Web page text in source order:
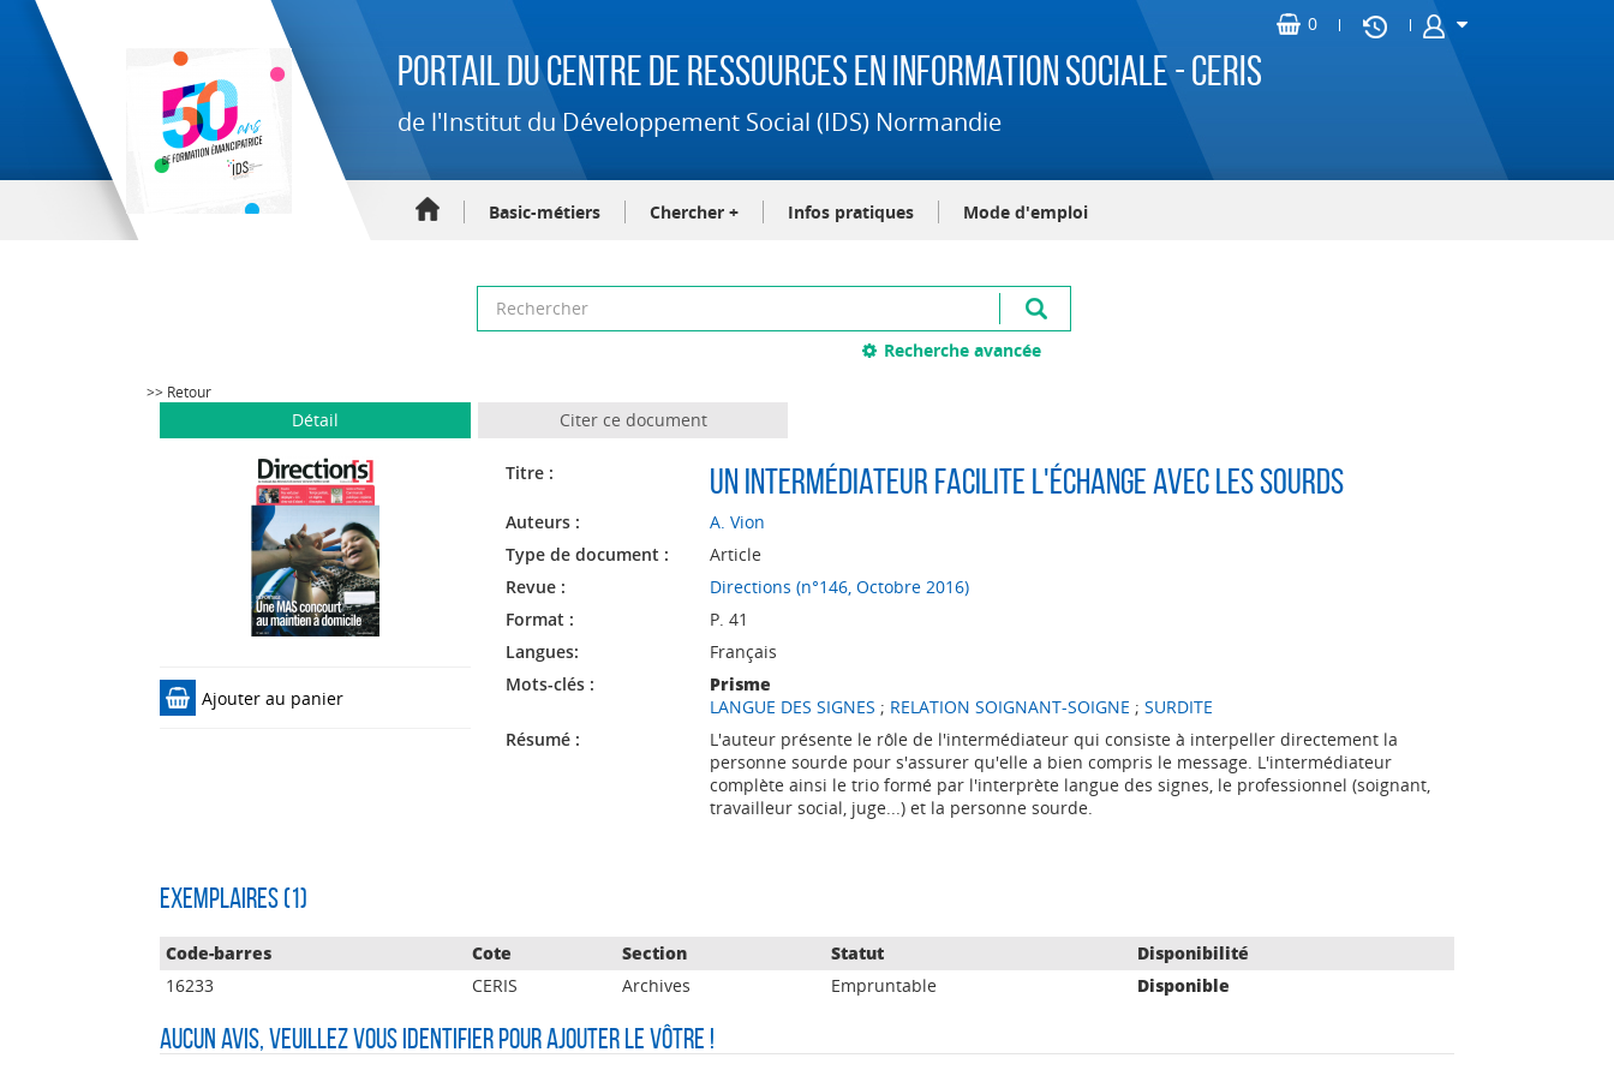
Portail du Centre de Ressources en Information Sociale - CERIS
de l'Institut du Développement Social (IDS) Normandie
Basic-métiers Chercher + Infos pratiques Mode d'emploi
Recherche avancée
>> Retour
Détail Citer ce document
Ajouter au panier
Titre : Un intermédiateur facilite l'échange avec les sourds
Auteurs :
A. Vion
Type de document :
Article
Revue :
Directions (n°146, Octobre 2016)
Format :
P. 41
Langues:
Français
Mots-clés :
Prisme
LANGUE DES SIGNES ; RELATION SOIGNANT-SOIGNE ; SURDITE
Résumé :
L'auteur présente le rôle de l'intermédiateur qui consiste à interpeller directement la
personne sourde pour s'assurer qu'elle a bien compris le message. L'intermédiateur
complète ainsi le trio formé par l'interprète langue des signes, le professionnel (soignant,
travailleur social, juge...) et la personne sourde.
Exemplaires (1)
Code-barres Cote Section Statut
Disponibilité
16233
CERIS Archives Empruntable Disponible
Aucun avis, veuillez vous identifier pour ajouter le vôtre !